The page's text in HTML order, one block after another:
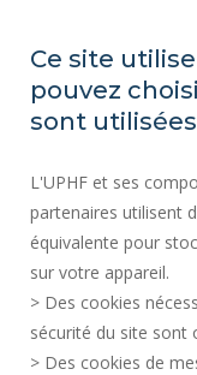
MARCHÉS PUBLICS
PLAN DU SITE
PLAN DES CAMPUS
MENTIONS LÉGALES
CONTACTS
DONNÉES
SERVICES PUBLICS +
CRÉDITS
Ce site
pouvez
sont
L'UPHF et ses
partenaires utilisent
équivalente pour
sur votre appareil.
> Des cookies
sécurité du site sont
> Des cookies de